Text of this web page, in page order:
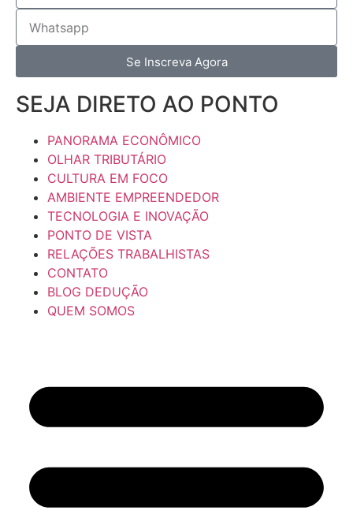
Se Inscreva Agora
SEJA DIRETO AO PONTO
PANORAMA ECONÔMICO
OLHAR TRIBUTÁRIO
CULTURA EM FOCO
AMBIENTE EMPREENDEDOR
TECNOLOGIA E INOVAÇÃO
PONTO DE VISTA
RELAÇÕES TRABALHISTAS
CONTATO
BLOG DEDUÇÃO
QUEM SOMOS